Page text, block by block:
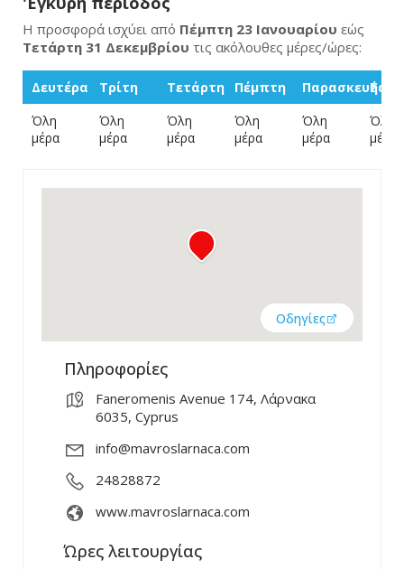
Η προσφορά ισχύει από Πέμπτη 23 Ιανουαρίου εώς
Τετάρτη 31 Δεκεμβρίου τις ακόλουθες μέρες/ώρες:
Δευτέρα Τρίτη Τετάρτη Πέμπτη Παρασκευή
Όλη
μέρα
Όλη
μέρα
Όλη
μέρα
Όλη
μέρα
Όλη
μέρα
Όλη
μέρα
Οδηγίες
Πληροφορίες
Faneromenis Avenue 174, Λάρνακα
6035, Cyprus
info@mavroslarnaca.com
24828872
www.mavroslarnaca.com
Ώρες λειτουργίας